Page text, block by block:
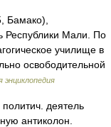
Республики Мали. По
училище в
освободительной
энциклопедия
деятель
антиколон.